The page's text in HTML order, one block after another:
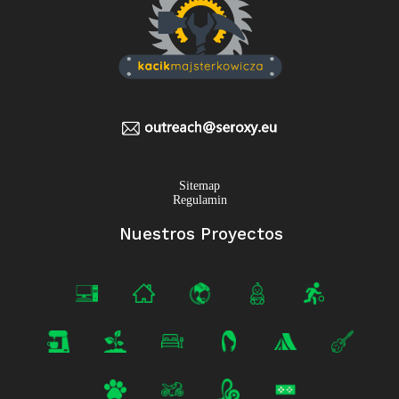
Sitemap
Regulamin
Nuestros Proyectos